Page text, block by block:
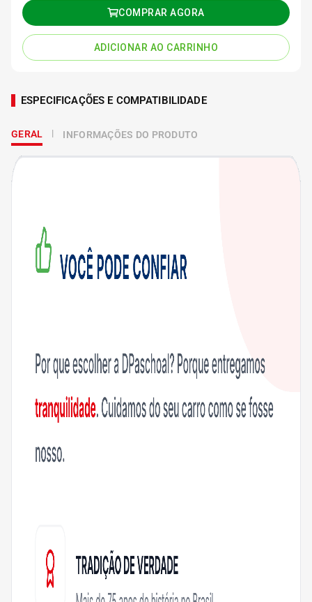
COMPRAR AGORA
ADICIONAR AO CARRINHO
ESPECIFICAÇÕES E COMPATIBILIDADE
GERAL INFORMAÇÕES DO PRODUTO